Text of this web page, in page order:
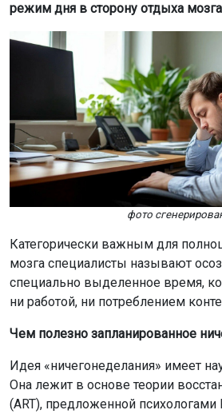
режим дня в сторону отдыха
фото
Категорически важным для
мозга специалисты называют
специально выделенное время,
ни работой, ни потреблением
Чем полезно запланированное
Идея «ничегонеделания» имеет
Она лежит в основе теории
(ART), предложенной